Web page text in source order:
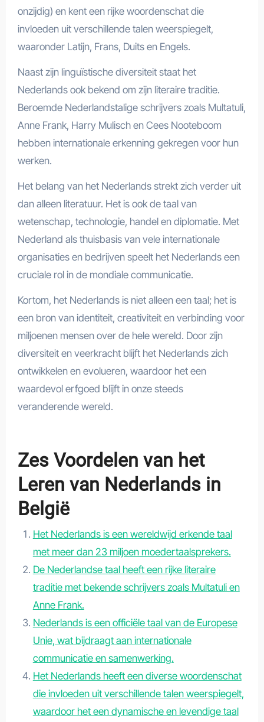
onzijdig) en kent een rijke woordenschat die
invloeden uit verschillende talen weerspiegelt,
waaronder Latijn, Frans, Duits en Engels.
Naast zijn linguïstische diversiteit staat het
Nederlands ook bekend om zijn literaire traditie.
Beroemde Nederlandstalige schrijvers zoals Multatuli,
Anne Frank, Harry Mulisch en Cees Nooteboom
hebben internationale erkenning gekregen voor hun
werken.
Het belang van het Nederlands strekt zich verder uit
dan alleen literatuur. Het is ook de taal van
wetenschap, technologie, handel en diplomatie. Met
Nederland als thuisbasis van vele internationale
organisaties en bedrijven speelt het Nederlands een
cruciale rol in de mondiale communicatie.
Kortom, het Nederlands is niet alleen een taal; het is
een bron van identiteit, creativiteit en verbinding voor
miljoenen mensen over de hele wereld. Door zijn
diversiteit en veerkracht blijft het Nederlands zich
ontwikkelen en evolueren, waardoor het een
waardevol erfgoed blijft in onze steeds
veranderende wereld.
Zes Voordelen van het
Leren van Nederlands in
België
Het Nederlands is een wereldwijd erkende taal
met meer dan 23 miljoen moedertaalsprekers.
De Nederlandse taal heeft een rijke literaire
traditie met bekende schrijvers zoals Multatuli en
Anne Frank.
Nederlands is een officiële taal van de Europese
Unie, wat bijdraagt aan internationale
communicatie en samenwerking.
Het Nederlands heeft een diverse woordenschat
die invloeden uit verschillende talen weerspiegelt,
waardoor het een dynamische en levendige taal